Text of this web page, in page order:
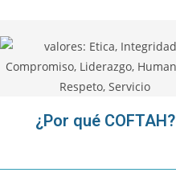
¿Por qué COFTAH?